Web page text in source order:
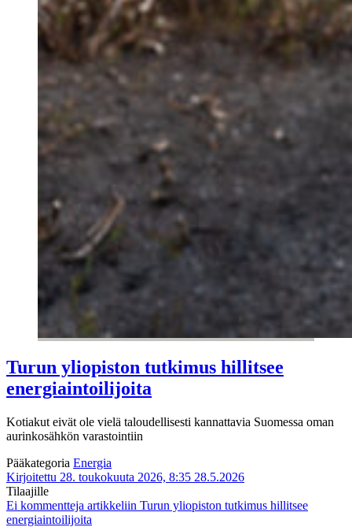
Turun yliopiston tutkimus hillitsee
energiaintoilijoita
Kotiakut eivät ole vielä taloudellisesti kannattavia Suomessa oman
aurinkosähkön varastointiin
Pääkategoria Energia
Kirjoitettu 28. toukokuuta 2026, 8:35 28.5.2026
Tilaajille
Ei kommentteja artikkeliin Turun yliopiston tutkimus hillitsee
energiaintoilijoita